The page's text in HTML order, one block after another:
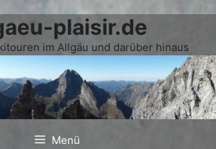
plaisir.de
im Allgäu und darüber hinaus
Menü